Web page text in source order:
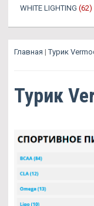
WHITE LIGHTING (62)
Главная |Турик
Турик